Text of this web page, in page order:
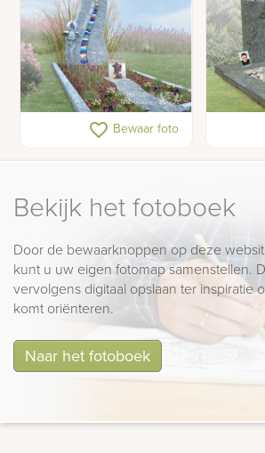
kindermonument met
favorite_border Bewaar foto
Bekijk het fotoboek
Door de bewaarknoppen op deze
kunt u uw eigen fotomap samenstellen.
vervolgens digitaal opslaan ter inspiratie
komt oriënteren.
Naar het fotoboek